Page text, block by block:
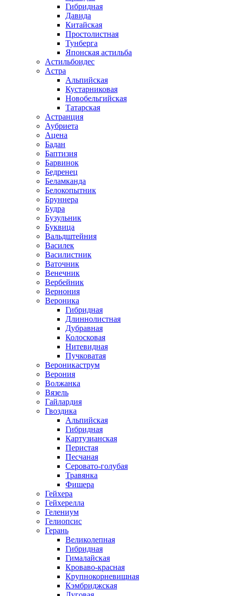
Гибридная
Давида
Китайская
Простолистная
Тунберга
Японская астильба
Астильбоидес
Астра
Альпийская
Кустарниковая
Новобельгийская
Татарская
Астранция
Аубриета
Ацена
Бадан
Баптизия
Барвинок
Бедренец
Беламканда
Белокопытник
Бруннера
Будра
Бузульник
Буквица
Вальдштейния
Василек
Василистник
Ваточник
Венечник
Вербейник
Вернония
Вероника
Гибридная
Длиннолистная
Дубравная
Колосковая
Нитевидная
Пучковатая
Вероникаструм
Верония
Волжанка
Вязель
Гайлардия
Гвоздика
Альпийская
Гибридная
Картузианская
Перистая
Песчаная
Серовато-голубая
Травянка
Фишера
Гейхера
Гейхерелла
Гелениум
Гелиопсис
Герань
Великолепная
Гибридная
Гималайская
Кроваво-красная
Крупнокорневищная
Кэмбриджская